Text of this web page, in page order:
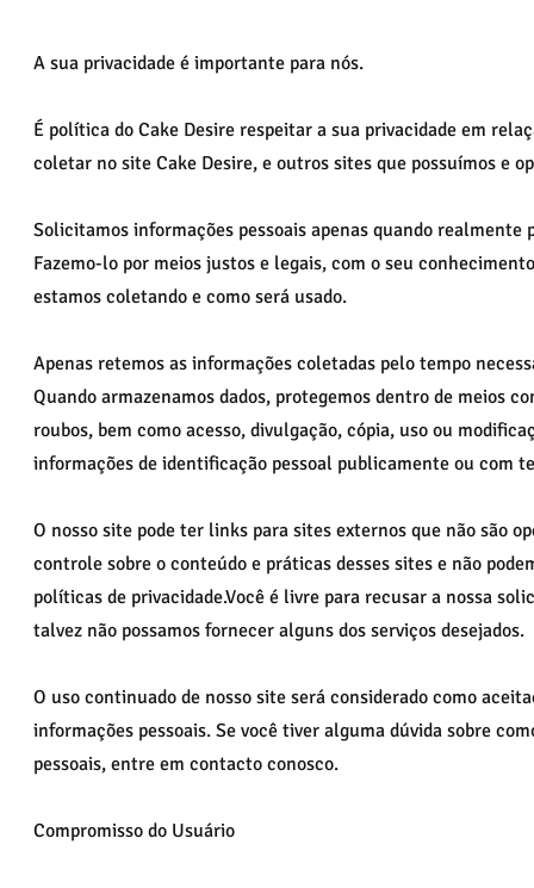
A sua privacidade é importante para nós.
É política do Cake Desire respeitar a sua privacidade em
coletar no site Cake Desire, e outros sites que possuímos e
Solicitamos informações pessoais apenas quando
Fazemo-lo por meios justos e legais, com o seu
estamos coletando e como será usado.
Apenas retemos as informações coletadas pelo tempo
Quando armazenamos dados, protegemos dentro de meios
roubos, bem como acesso, divulgação, cópia, uso ou
informações de identificação pessoal publicamente ou com
O nosso site pode ter links para sites externos que não são
controle sobre o conteúdo e práticas desses sites e não
políticas de privacidade.Você é livre para recusar a nossa
talvez não possamos fornecer alguns dos serviços desejados.
O uso continuado de nosso site será considerado como
informações pessoais. Se você tiver alguma dúvida sobre
pessoais, entre em contacto conosco.
Compromisso do Usuário